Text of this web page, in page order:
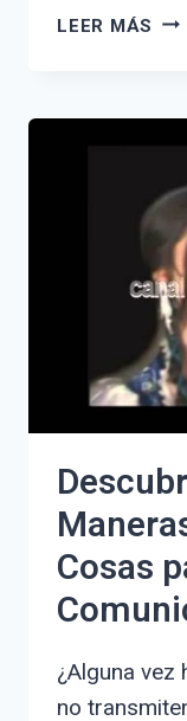
LEER MÁS
LA
Cosas
¿Alguna vez
no